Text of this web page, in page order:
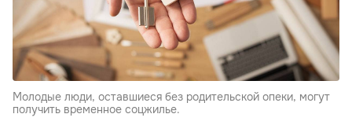
Молодые люди, оставшиеся без родительской опеки, могут
получить временное соцжилье.